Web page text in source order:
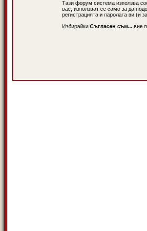
Тази форум система използва
вас; използват се само за да
регистрацията и паролата ви (и
Избирайки Съгласен съм... вие